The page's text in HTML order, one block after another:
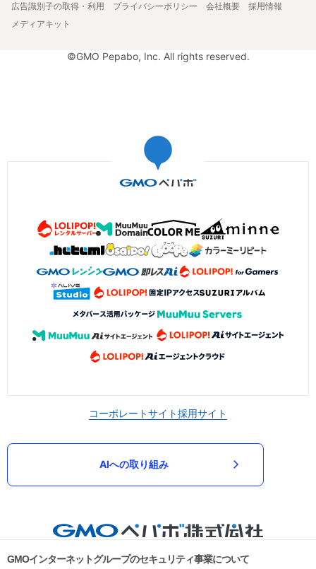
広告識別子の取得・利用
プライバシーポリシー 会社概要
採用情報
メディアキット
©GMO Pepabo, Inc. All rights reserved.
コーポレートサイト採用サイト
AIへの取り組み
GMOインターネットグループのセキュリティ事業について